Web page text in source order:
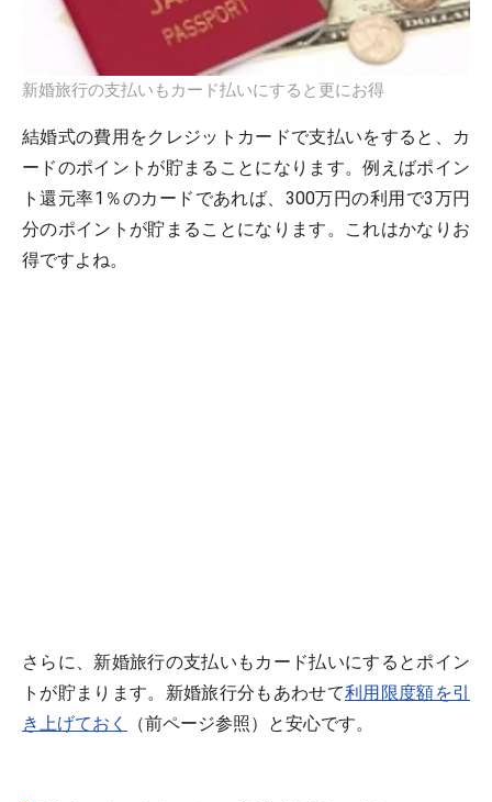
新婚旅行の支払いもカード払いにすると更にお得
結婚式の費用をクレジットカードで支払いをすると、カ
ードのポイントが貯まることになります。例えばポイン
ト還元率1％のカードであれば、300万円の利用で3万円
分のポイントが貯まることになります。これはかなりお
得ですよね。
さらに、新婚旅行の支払いもカード払いにするとポイン
トが貯まります。新婚旅行分もあわせて利用限度額を引
き上げておく
（前ページ参照）と安心です。